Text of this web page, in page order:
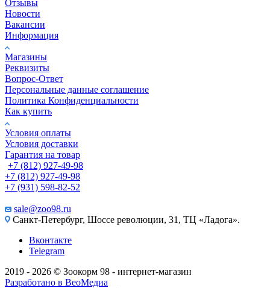
Отзывы
Новости
Вакансии
Информация
Магазины
Реквизиты
Вопрос-Ответ
Персональные данные соглашение
Политика Конфиденциальности
Как купить
Условия оплаты
Условия доставки
Гарантия на товар
+7 (812) 927-49-98
+7 (812) 927-49-98
+7 (931) 598-82-52
sale@zoo98.ru
Санкт-Петербург, Шоссе революции, 31, ТЦ «Ладога».
Вконтакте
Telegram
2019 - 2026 © Зоокорм 98 - интернет-магазин
Разработано в ВеоМедиа